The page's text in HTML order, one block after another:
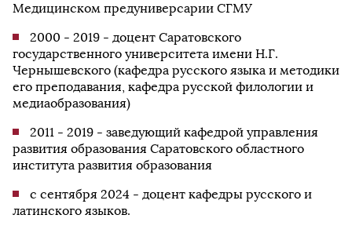
Медицинском предуниверсарии СГМУ
2000 - 2019 - доцент Саратовского
государственного университета имени Н.Г.
Чернышевского (кафедра русского языка и методики
его преподавания, кафедра русской филологии и
медиаобразования)
2011 - 2019 - заведующий кафедрой управления
развития образования Саратовского областного
института развития образования
с сентября 2024 - доцент кафедры русского и
латинского языков.